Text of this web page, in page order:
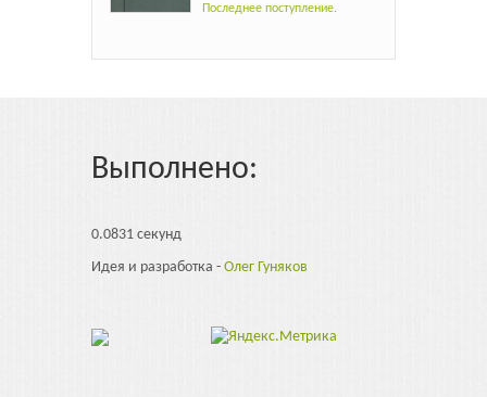
Последнее поступление.
Выполнено:
0.0831 секунд
Идея и разработка - Олег Гуняков